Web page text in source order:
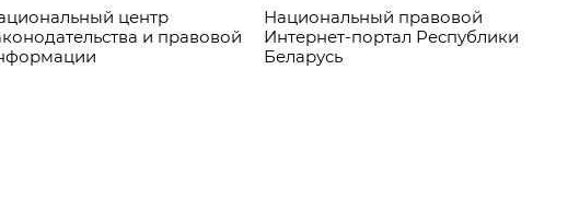
центр
и правовой
Национальный правовой
Интернет-портал Республики
Беларусь